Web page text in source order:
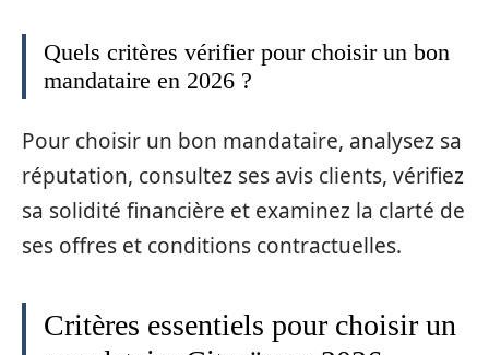
Quels critères vérifier pour choisir un bon
mandataire en 2026 ?
Pour choisir un bon mandataire, analysez sa
réputation, consultez ses avis clients, vérifiez
sa solidité financière et examinez la clarté de
ses offres et conditions contractuelles.
Critères essentiels pour choisir un